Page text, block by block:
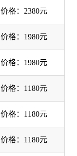
价格：2380元
价格：1980元
价格：1980元
价格：1180元
价格：1180元
价格：1180元